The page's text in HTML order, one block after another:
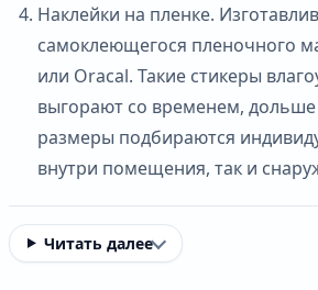
Наклейки на пленке.
самоклеющегося пленочного
или Oracal. Такие стикеры
выгорают со временем,
размеры подбираются
внутри помещения, так и
Читать далее